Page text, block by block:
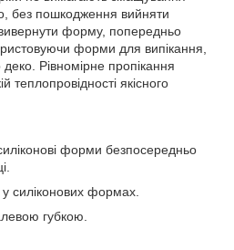
без пошкодження вийняти
форму, попередньо
форми для випікання,
деко. Рівномірне пропікання
теплопровідності якісного
форми безпосередньо
у силіконових формах.
губкою.